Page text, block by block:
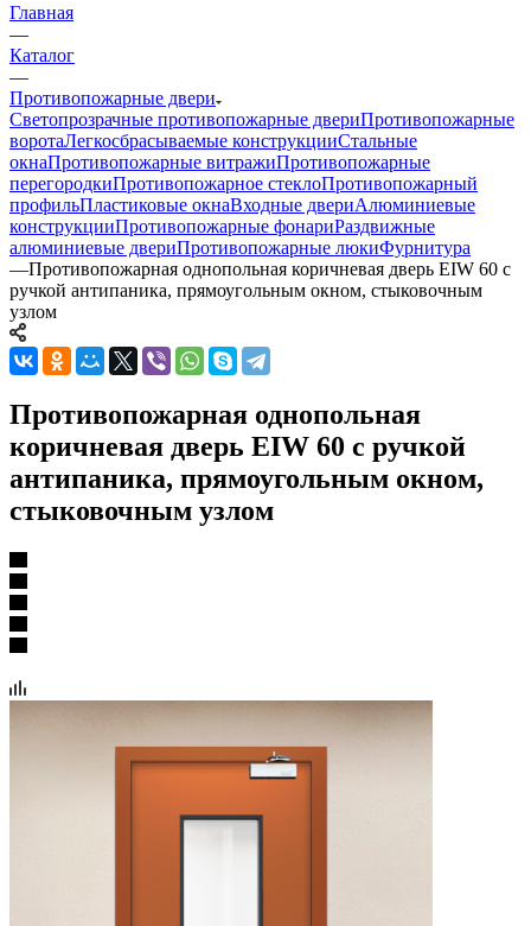
Главная
—
Каталог
—
Противопожарные двери
Светопрозрачные противопожарные двериПротивопожарные
воротаЛегкосбрасываемые конструкцииСтальные
окнаПротивопожарные витражиПротивопожарные
перегородкиПротивопожарное стеклоПротивопожарный
профильПластиковые окнаВходные двериАлюминиевые
конструкцииПротивопожарные фонариРаздвижные
алюминиевые двериПротивопожарные люкиФурнитура
—Противопожарная однопольная коричневая дверь EIW 60 с
ручкой антипаника, прямоугольным окном, стыковочным
узлом
Противопожарная однопольная
коричневая дверь EIW 60 с ручкой
антипаника, прямоугольным окном,
стыковочным узлом